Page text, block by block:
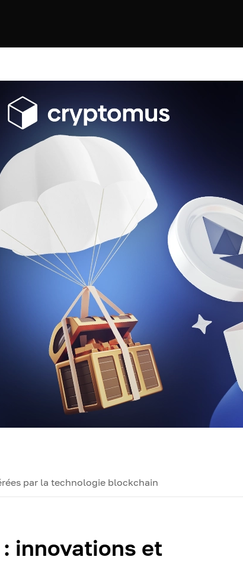
par la technologie blockchain
innovations et